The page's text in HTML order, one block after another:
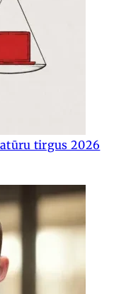
tirgus 2026